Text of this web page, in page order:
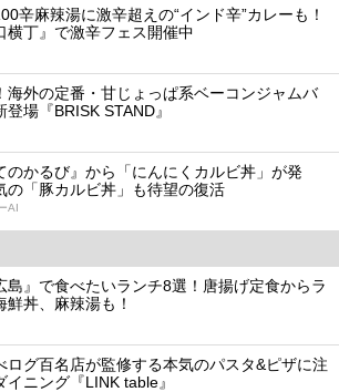
辛麻辣湯に激辛超えの“インド辛”カレーも！
横丁』で激辛フェス開催中
海外の定番・甘じょっぱ系ベーコンジャムバ
登場『BRISK STAND』
のかるび』から「にんにくカルビ丼」が発
の「豚カルビ丼」も待望の復活
AI
島』で食べたいランチ8選！唐揚げ定食からラ
鮮丼、麻辣湯も！
ログ百名店が監修する本気のパスタ&ピザに注
イニング『LINK table』